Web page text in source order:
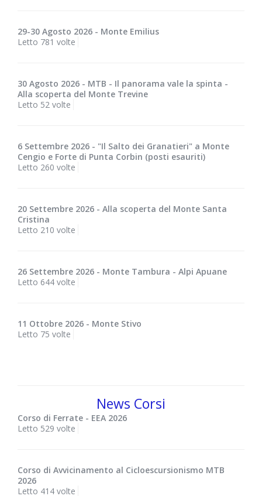
29-30 Agosto 2026 - Monte Emilius
Letto 781 volte
30 Agosto 2026 - MTB - Il panorama vale la spinta -
Alla scoperta del Monte Trevine
Letto 52 volte
6 Settembre 2026 - "Il Salto dei Granatieri" a Monte
Cengio e Forte di Punta Corbin (posti esauriti)
Letto 260 volte
20 Settembre 2026 - Alla scoperta del Monte Santa
Cristina
Letto 210 volte
26 Settembre 2026 - Monte Tambura - Alpi Apuane
Letto 644 volte
11 Ottobre 2026 - Monte Stivo
Letto 75 volte
News Corsi
Corso di Ferrate - EEA 2026
Letto 529 volte
Corso di Avvicinamento al Cicloescursionismo MTB
2026
Letto 414 volte